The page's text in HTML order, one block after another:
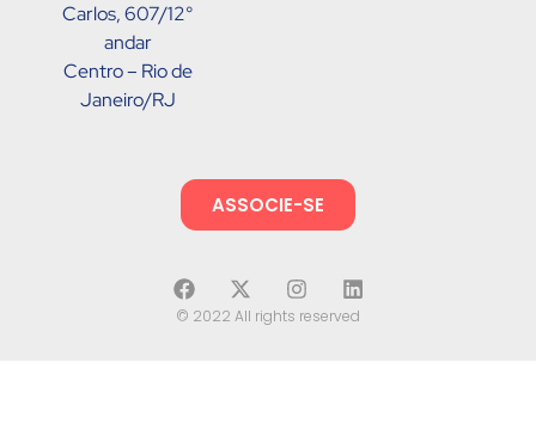
Carlos, 607/12°
andar
Centro – Rio de
Janeiro/RJ
ASSOCIE-SE
© 2022 All rights reserved